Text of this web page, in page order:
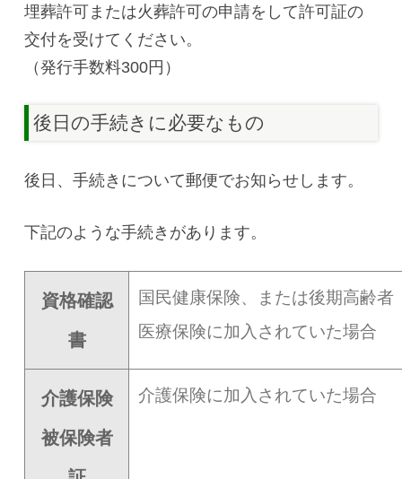
埋葬許可または火葬許可の申請をして許可証の
交付を受けてください。
（発行手数料300円）
後日の手続きに必要なもの
後日、手続きについて郵便でお知らせします。
下記のような手続きがあります。
資格確認
書
国民健康保険、または後期高齢者
医療保険に加入されていた場合
介護保険
被保険者
介護保険に加入されていた場合